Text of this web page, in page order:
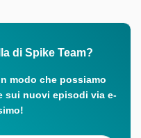
di Spike Team?
modo che possiamo
sui nuovi episodi via e-